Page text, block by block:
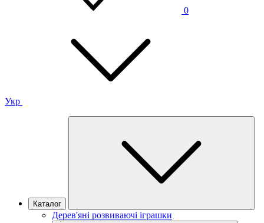
0
Укр
Каталог
Дерев'яні розвиваючі іграшки